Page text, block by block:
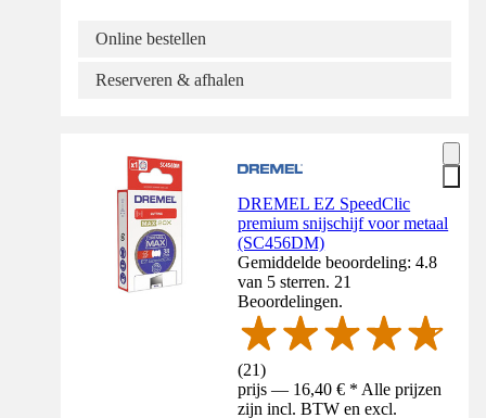
Online bestellen
Reserveren & afhalen
DREMEL EZ SpeedClic
premium snijschijf voor metaal
(SC456DM)
Gemiddelde beoordeling: 4.8
van 5 sterren. 21
Beoordelingen.
(21)
prijs — 16,40 € * Alle prijzen
zijn incl. BTW en excl.